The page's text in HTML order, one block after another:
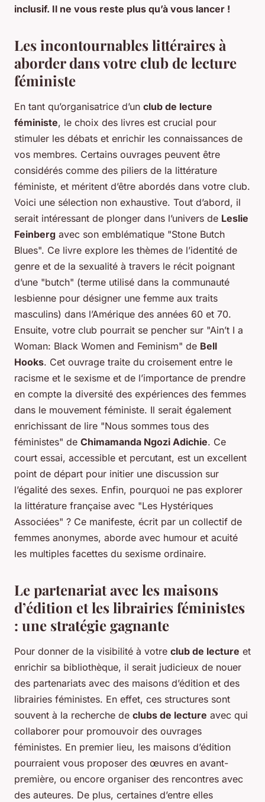
inclusif. Il ne vous reste plus qu’à vous lancer !
Les incontournables littéraires à
aborder dans votre club de lecture
féministe
En tant qu’organisatrice d’un club de lecture
féministe, le choix des livres est crucial pour
stimuler les débats et enrichir les connaissances de
vos membres. Certains ouvrages peuvent être
considérés comme des piliers de la littérature
féministe, et méritent d’être abordés dans votre club.
Voici une sélection non exhaustive. Tout d’abord, il
serait intéressant de plonger dans l’univers de Leslie
Feinberg avec son emblématique "Stone Butch
Blues". Ce livre explore les thèmes de l’identité de
genre et de la sexualité à travers le récit poignant
d’une "butch" (terme utilisé dans la communauté
lesbienne pour désigner une femme aux traits
masculins) dans l’Amérique des années 60 et 70.
Ensuite, votre club pourrait se pencher sur "Ain’t I a
Woman: Black Women and Feminism" de Bell
Hooks. Cet ouvrage traite du croisement entre le
racisme et le sexisme et de l’importance de prendre
en compte la diversité des expériences des femmes
dans le mouvement féministe. Il serait également
enrichissant de lire "Nous sommes tous des
féministes" de Chimamanda Ngozi Adichie. Ce
court essai, accessible et percutant, est un excellent
point de départ pour initier une discussion sur
l’égalité des sexes. Enfin, pourquoi ne pas explorer
la littérature française avec "Les Hystériques
Associées" ? Ce manifeste, écrit par un collectif de
femmes anonymes, aborde avec humour et acuité
les multiples facettes du sexisme ordinaire.
Le partenariat avec les maisons
d’édition et les librairies féministes
: une stratégie gagnante
Pour donner de la visibilité à votre club de lecture et
enrichir sa bibliothèque, il serait judicieux de nouer
des partenariats avec des maisons d’édition et des
librairies féministes. En effet, ces structures sont
souvent à la recherche de clubs de lecture avec qui
collaborer pour promouvoir des ouvrages
féministes. En premier lieu, les maisons d’édition
pourraient vous proposer des œuvres en avant-
première, ou encore organiser des rencontres avec
des auteures. De plus, certaines d’entre elles